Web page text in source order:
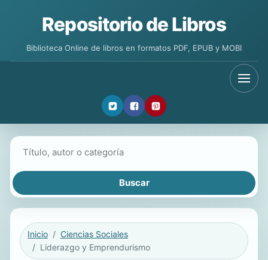
Repositorio de Libros
Biblioteca Online de libros en formatos PDF, EPUB y MOBI
Inicio
Ciencias Sociales
Liderazgo y Emprendurismo